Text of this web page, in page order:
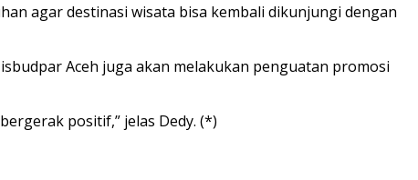
agar destinasi wisata bisa kembali dikunjungi dengan
Aceh juga akan melakukan penguatan promosi
positif,” jelas Dedy. (*)